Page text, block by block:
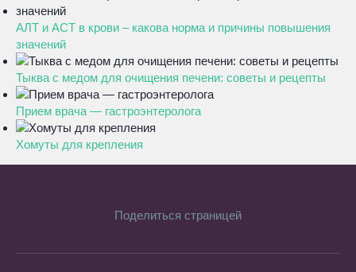
АЛТ и АСТ в крови – какова норма и причины повышения
значений
Тыква с медом для очищения печени: советы и рецепты
Прием врача — гастроэнтеролога
Хомуты для крепления
Поделиться страницей